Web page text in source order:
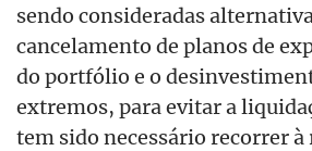
sendo consideradas
cancelamento de planos de
do portfólio e o
extremos, para evitar a
tem sido necessário recorrer à